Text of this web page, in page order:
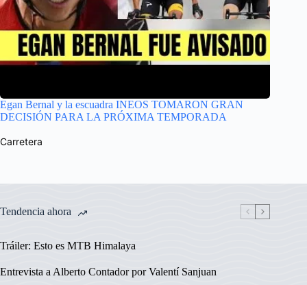
Egan Bernal y la escuadra INEOS TOMARON GRAN
DECISIÓN PARA LA PRÓXIMA TEMPORADA
Carretera
Tendencia ahora
Tráiler: Esto es MTB Himalaya
Entrevista a Alberto Contador por Valentí Sanjuan